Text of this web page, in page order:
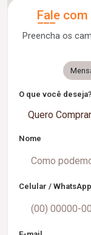
Fale
Preencha os
O que você deseja?
Quero Comprar
Nome
Celular / WhatsApp